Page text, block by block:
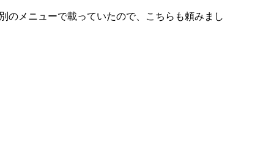
のメニューで載っていたので、こちらも頼みまし